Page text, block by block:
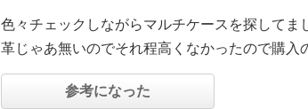
色々チェックしながらマルチケースを探してま
革じゃあ無いのでそれ程高くなかったので購入
参考になった